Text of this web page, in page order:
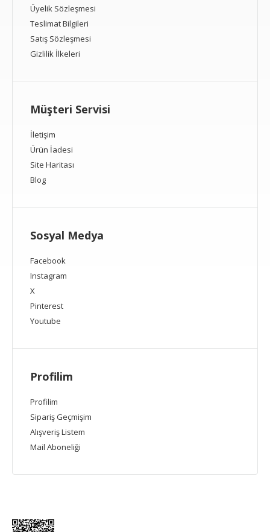
Üyelik Sözleşmesi
Teslimat Bilgileri
Satış Sözleşmesi
Gizlilik İlkeleri
Müşteri Servisi
İletişim
Ürün İadesi
Site Haritası
Blog
Sosyal Medya
Facebook
Instagram
X
Pinterest
Youtube
Profilim
Profilim
Sipariş Geçmişim
Alışveriş Listem
Mail Aboneliği